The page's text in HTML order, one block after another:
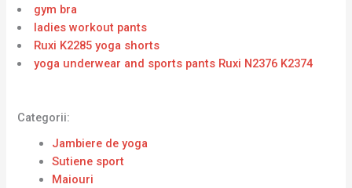
gym bra
ladies workout pants
Ruxi K2285 yoga shorts
yoga underwear and sports pants Ruxi N2376 K2374
Categorii:
Jambiere de yoga
Sutiene sport
Maiouri